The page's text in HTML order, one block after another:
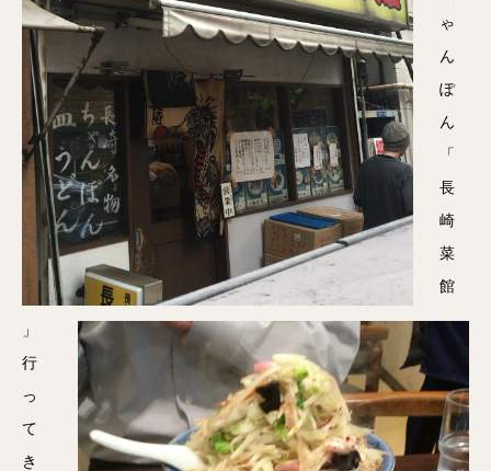
ゃ
ん
ぽ
ん
「
長
崎
菜
館
」
行
っ
て
き